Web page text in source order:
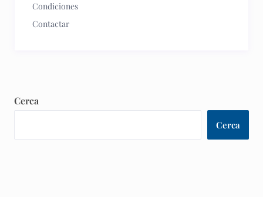
Condiciones
Contactar
Cerca
Cerca